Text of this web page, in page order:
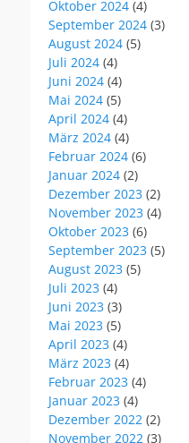
Oktober 2024 (4)
September 2024 (3)
August 2024 (5)
Juli 2024 (4)
Juni 2024 (4)
Mai 2024 (5)
April 2024 (4)
März 2024 (4)
Februar 2024 (6)
Januar 2024 (2)
Dezember 2023 (2)
November 2023 (4)
Oktober 2023 (6)
September 2023 (5)
August 2023 (5)
Juli 2023 (4)
Juni 2023 (3)
Mai 2023 (5)
April 2023 (4)
März 2023 (4)
Februar 2023 (4)
Januar 2023 (4)
Dezember 2022 (2)
November 2022 (3)